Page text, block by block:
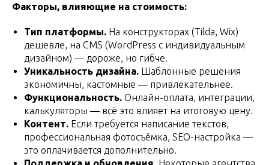
Факторы, влияющие на стоимость:
Тип платформы. На конструкторах (Tilda, Wix)
дешевле, на CMS (WordPress с индивидуальным
дизайном) — дороже, но гибче.
Уникальность дизайна. Шаблонные решения
экономичны, кастомные — привлекательнее.
Функциональность. Онлайн-оплата, интеграции,
калькуляторы — всё это влияет на итоговую цену.
Контент. Если требуется написание текстов,
профессиональная фотосъёмка, SEO-настройка —
это оплачивается дополнительно.